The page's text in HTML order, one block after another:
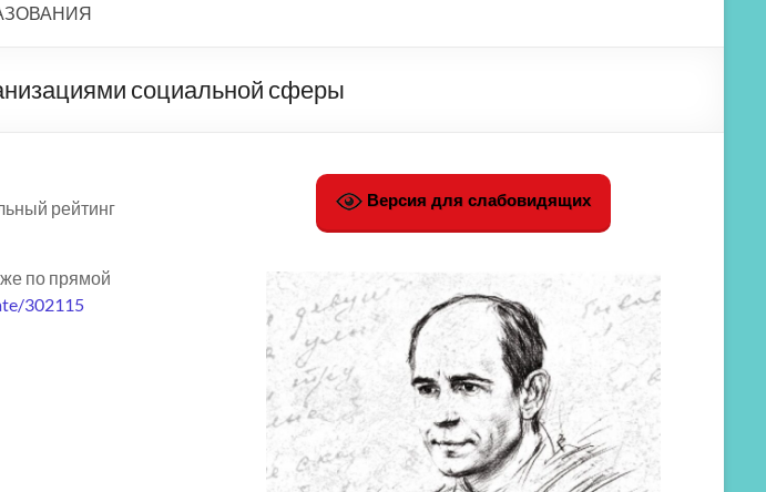
социальной сферы
рейтинг
же по прямой
302115
Версия для слабовидящих